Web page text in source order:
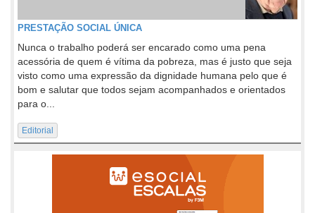
PRESTAÇÃO SOCIAL ÚNICA
Nunca o trabalho poderá ser encarado como uma pena
acessória de quem é vítima da pobreza, mas é justo que seja
visto como uma expressão da dignidade humana pelo que é
bom e salutar que todos sejam acompanhados e orientados
para o...
Editorial